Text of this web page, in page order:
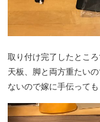
取り付け完了したところ
天板、脚と両方重たい
ないので嫁に手伝っても